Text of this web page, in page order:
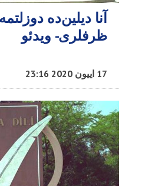
آنا دیلین‌ده
ظرفلری- ویدئو
17 اییون 2020 23:16